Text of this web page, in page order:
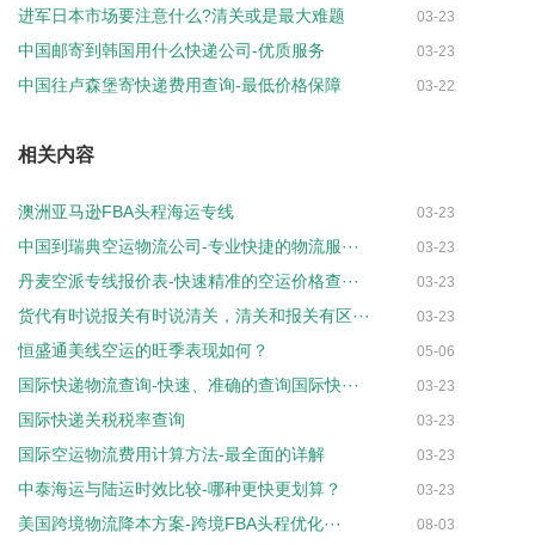
进军日本市场要注意什么?清关或是最大难题 03-23
中国邮寄到韩国用什么快递公司-优质服务 03-23
中国往卢森堡寄快递费用查询-最低价格保障 03-22
相关内容
澳洲亚马逊FBA头程海运专线 03-23
中国到瑞典空运物流公司-专业快捷的物流服··· 03-23
丹麦空派专线报价表-快速精准的空运价格查··· 03-23
货代有时说报关有时说清关，清关和报关有区··· 03-23
恒盛通美线空运的旺季表现如何？ 05-06
国际快递物流查询-快速、准确的查询国际快··· 03-23
国际快递关税税率查询 03-23
国际空运物流费用计算方法-最全面的详解 03-23
中泰海运与陆运时效比较-哪种更快更划算？ 03-23
美国跨境物流降本方案-跨境FBA头程优化··· 08-03